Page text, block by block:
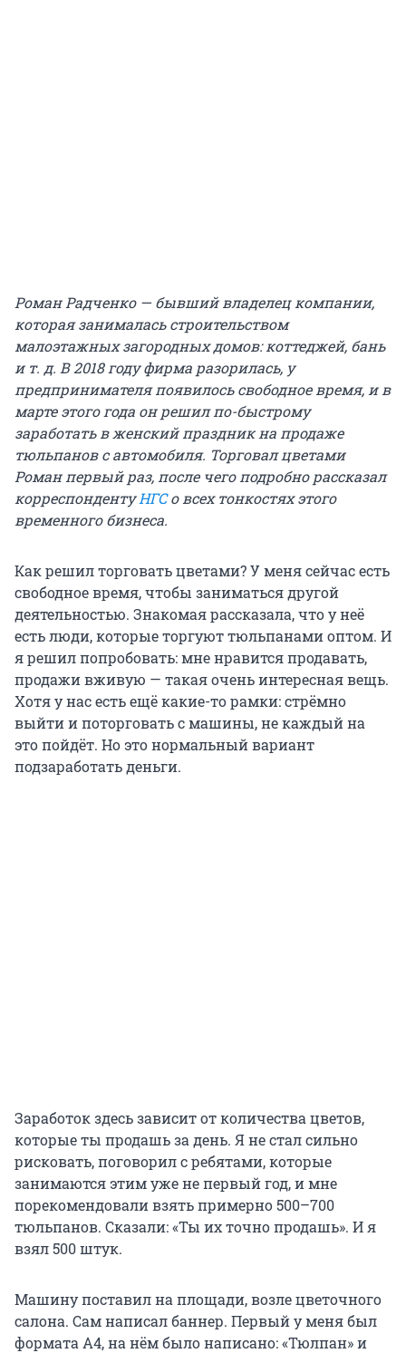
Роман Радченко — бывший владелец компании,
которая занималась строительством
малоэтажных загородных домов: коттеджей, бань
и т. д. В 2018 году фирма разорилась, у
предпринимателя появилось свободное время, и в
марте этого года он решил по-быстрому
заработать в женский праздник на продаже
тюльпанов с автомобиля. Торговал цветами
Роман первый раз, после чего подробно рассказал
корреспондентуНГСо всех тонкостях этого
временного бизнеса.
Как решил торговать цветами? У меня сейчас есть
свободное время, чтобы заниматься другой
деятельностью. Знакомая рассказала, что у неё
есть люди, которые торгуют тюльпанами оптом. И
я решил попробовать: мне нравится продавать,
продажи вживую — такая очень интересная вещь.
Хотя у нас есть ещё какие-то рамки: стрёмно
выйти и поторговать с машины, не каждый на
это пойдёт. Но это нормальный вариант
подзаработать деньги.
Заработок здесь зависит от количества цветов,
которые ты продашь за день. Я не стал сильно
рисковать, поговорил с ребятами, которые
занимаются этим уже не первый год, и мне
порекомендовали взять примерно 500–700
тюльпанов. Сказали: «Ты их точно продашь». И я
взял 500 штук.
Машину поставил на площади, возле цветочного
салона. Сам написал баннер. Первый у меня был
формата А4, на нём было написано: «Тюлпан» и